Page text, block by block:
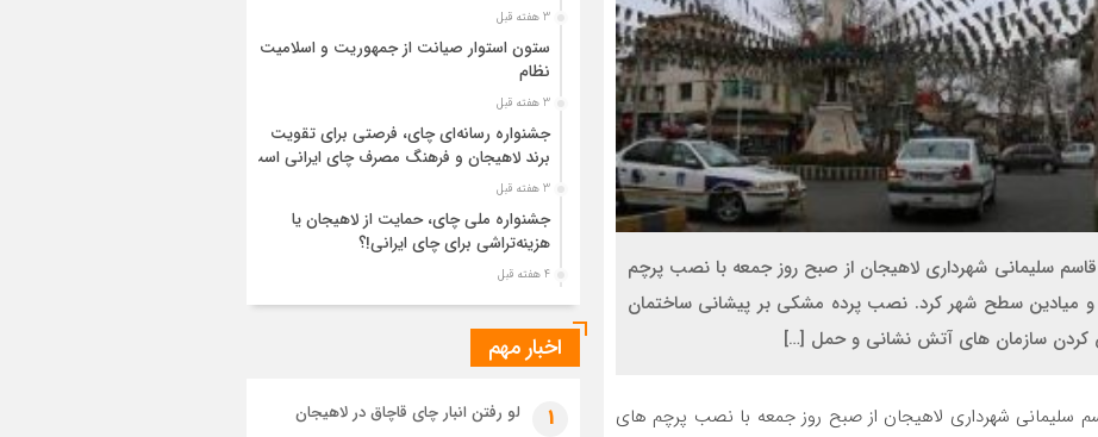
قاسم سلیمانی شهرداری لاهیجان از صبح روز جمعه با نصب پرچم
و میادین سطح شهر کرد. نصب پرده مشکی بر پیشانی ساختمان
کردن سازمان های آتش نشانی و حمل […]
سلیمانی شهرداری لاهیجان از صبح روز جمعه با نصب پرچم های
3 هفته قبل
ستون استوار صیانت از جمهوریت و اسلامیت
نظام
3 هفته قبل
جشنواره رسانه‌ای چای، فرصتی برای تقویت
برند لاهیجان و فرهنگ مصرف چای ایرانی است
3 هفته قبل
جشنواره ملی چای، حمایت از لاهیجان یا
هزینه‌تراشی برای چای ایرانی!؟
4 هفته قبل
پیکر مطهر رهبر شهید انقلاب در حرم مطهر
رضوی آرام گرفت
آخر در آستان امام رئوف
اخبار مهم
1 لو رفتن انبار چای قاچاق در لاهیجان